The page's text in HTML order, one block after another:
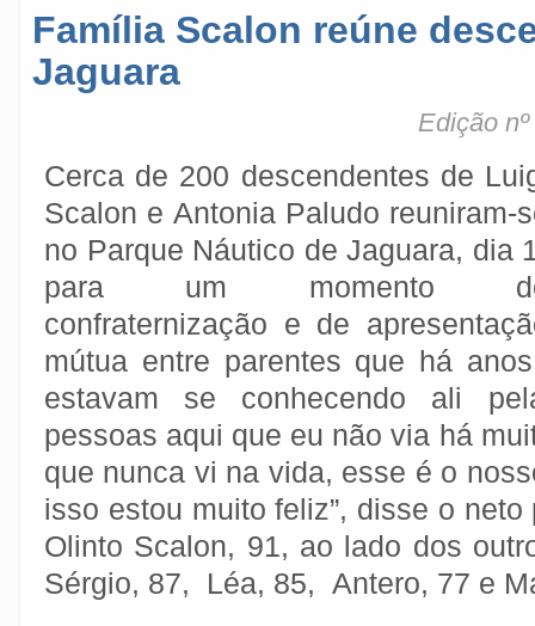
Família Scalon reúne
Jaguara
Edição
Cerca de 200 descendentes de
Scalon e Antonia Paludo reuniram-
no Parque Náutico de Jaguara, dia
para um momento
confraternização e de
mútua entre parentes que há
estavam se conhecendo ali
pessoas aqui que eu não via há
que nunca vi na vida, esse é o
isso estou muito feliz”, disse o
Olinto Scalon, 91, ao lado dos
Sérgio, 87, Léa, 85, Antero, 77 e